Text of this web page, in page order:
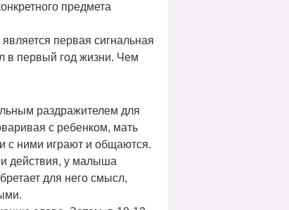
предмета
первая сигнальная
в первый год жизни. Чем
раздражителем для
с ребенком, мать
с ними играют и общаются.
действия, у малыша
для него смысл,